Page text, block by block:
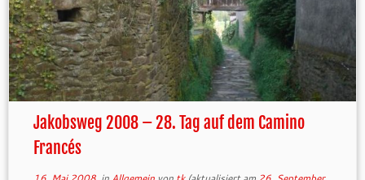
Jakobsweg 2008 – 28. Tag auf dem Camino
Francés